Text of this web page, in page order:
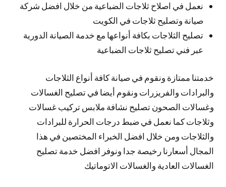
نعمل في اصلاح ثلاجات الضباعية من خلال افضل شركة
صيانة وتصليح ثلاجات في الكويت
تصليح الثلاجات بكافة أنواعها مع خدمة الصيانة الدورية
عبر فني تصليح ثلاجات الضباعية
خدمتنا ممتازة ونقوم في صيانة كافة أنواع الثلاجات
والبرادات والفريزرات ونقوم أيضا في تصليح الغسالات
وغسالات الصحون تصليح نشافة ملابس تركيب غسالات
وثلاجات كما نعمل في ضبط درجات الحرارة للبرادات
والثلاجات ومن خلال افضل الخبراء المختصين في هذا
المجال أسعارنا رخيصة جدا ونوفر افضل خدمة تصليح
الغسالات العادية والغسالات الاتوماتيك